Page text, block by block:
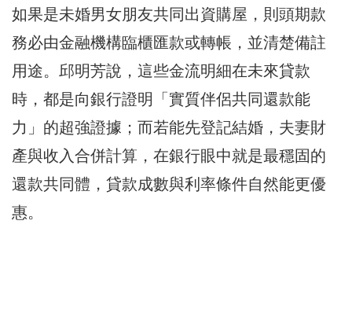
如果是未婚男女朋友共同出資購屋，則頭期款
務必由金融機構臨櫃匯款或轉帳，並清楚備註
用途。邱明芳說，這些金流明細在未來貸款
時，都是向銀行證明「實質伴侶共同還款能
力」的超強證據；而若能先登記結婚，夫妻財
產與收入合併計算，在銀行眼中就是最穩固的
還款共同體，貸款成數與利率條件自然能更優
惠。